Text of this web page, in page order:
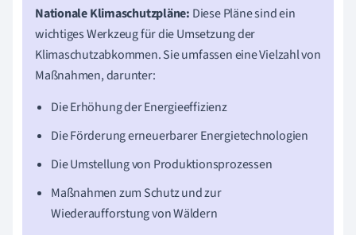
Nationale Klimaschutzpläne: Diese Pläne sind ein
wichtiges Werkzeug für die Umsetzung der
Klimaschutzabkommen. Sie umfassen eine Vielzahl von
Maßnahmen, darunter:
Die Erhöhung der Energieeffizienz
Die Förderung erneuerbarer Energietechnologien
Die Umstellung von Produktionsprozessen
Maßnahmen zum Schutz und zur
Wiederaufforstung von Wäldern